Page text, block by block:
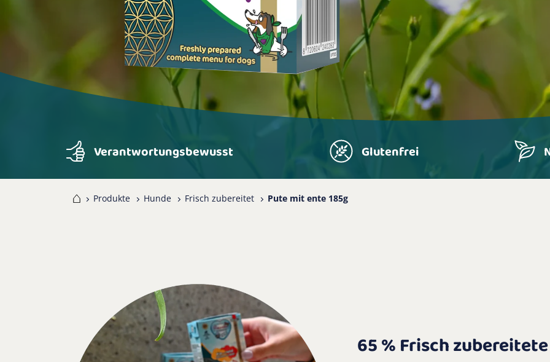
Verantwortungsbewusst Glutenfrei
Produkte Hunde Frisch zubereitet Pute mit ente 185g
65 % Frisch